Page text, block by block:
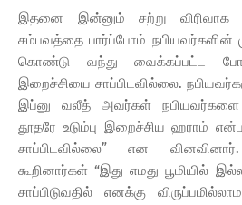
இதனை இன்னும் சற்று
சம்பவத்தை பார்ப்போம் நபியவர்களின்
கொண்டு வந்து வைக்கப்பட்ட
இறைச்சியை சாப்பிடவில்லை.
இப்னு வலீத் அவர்கள்
தூதரே உடும்பு இறைச்சிய ஹராம்
சாப்பிடவில்லை” என
கூறினார்கள் “இது எமது பூமியில்
சாப்பிடுவதில் எனக்கு